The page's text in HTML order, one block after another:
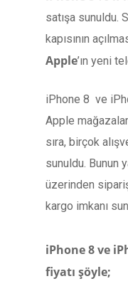
satışa sunuldu.
kapısının
Apple’ın yeni
iPhone 8 ve
Apple
sıra, birçok
sunuldu. Bunun
üzerinden
kargo imkanı
iPhone 8 ve
fiyatı şöyle;